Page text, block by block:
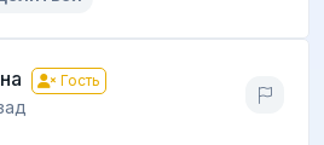
Гость